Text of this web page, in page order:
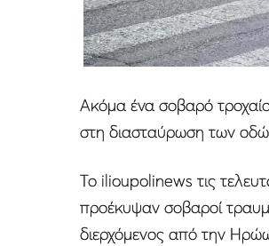
Ακόμα ένα σοβαρό
στη διασταύρωση των
Το ilioupolinews τις
προέκυψαν σοβαροί
διερχόμενος από την